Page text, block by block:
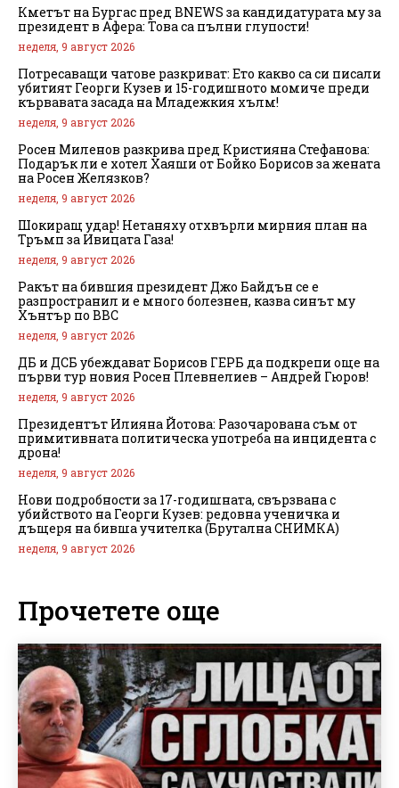
Кметът на Бургас пред BNEWS за кандидатурата му за
президент в Афера: Това са пълни глупости!
неделя, 9 август 2026
Потресаващи чатове разкриват: Ето какво са си писали
убитият Георги Кузев и 15-годишното момиче преди
кървавата засада на Младежкия хълм!
неделя, 9 август 2026
Росен Миленов разкрива пред Кристияна Стефанова:
Подарък ли е хотел Хаяши от Бойко Борисов за жената
на Росен Желязков?
неделя, 9 август 2026
Шокиращ удар! Нетаняху отхвърли мирния план на
Тръмп за Ивицата Газа!
неделя, 9 август 2026
Ракът на бившия президент Джо Байдън се е
разпространил и е много болезнен, казва синът му
Хънтър по BBC
неделя, 9 август 2026
ДБ и ДСБ убеждават Борисов ГЕРБ да подкрепи още на
първи тур новия Росен Плевнелиев – Андрей Гюров!
неделя, 9 август 2026
Президентът Илияна Йотова: Разочарована съм от
примитивната политическа употреба на инцидента с
дрона!
неделя, 9 август 2026
Нови подробности за 17-годишната, свързвана с
убийството на Георги Кузев: редовна ученичка и
дъщеря на бивша учителка (Брутална СНИМКА)
неделя, 9 август 2026
Прочетете още